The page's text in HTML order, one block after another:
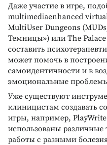
Даже участие в игре,
multimediaenhanced
MultiUser Dungeons
Темницы») или The
составить
может помочь в
самоидентичности и в
эмоциональные
Уже существуют
клиницистам создавать
игры, например,
использованы различные
работы с разными